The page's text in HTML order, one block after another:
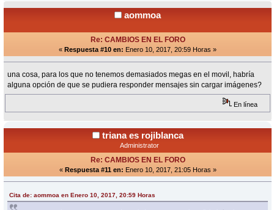
aommoa
Re: CAMBIOS EN EL FORO
« Respuesta #10 en: Enero 10, 2017, 20:59 Horas »
una cosa, para los que no tenemos demasiados megas en el movil, habría
alguna opción de que se pudiera responder mensajes sin cargar imágenes?
En línea
triana es rojiblanca
Administrator
Re: CAMBIOS EN EL FORO
« Respuesta #11 en: Enero 10, 2017, 21:05 Horas »
Cita de: aommoa en Enero 10, 2017, 20:59 Horas